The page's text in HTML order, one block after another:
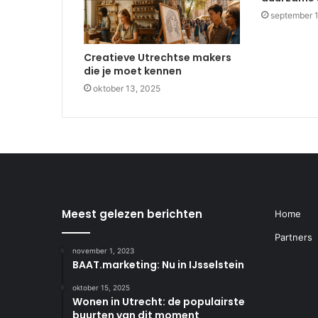
Creatieve Utrechtse makers
die je moet kennen
oktober 13, 2025
september
Meest gelezen berichten
november 1, 2023
BAAT.marketing: Nu in IJsselstein
oktober 15, 2025
Wonen in Utrecht: de populairste
Home
Partners